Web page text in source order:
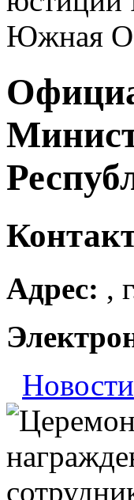
Адрес: ,
Новости